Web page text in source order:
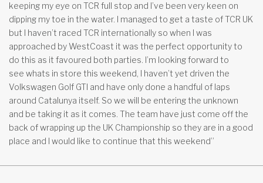
keeping my eye on TCR full stop and I’ve been very keen on
dipping my toe in the water. I managed to get a taste of TCR UK
but I haven’t raced TCR internationally so when I was
approached by WestCoast it was the perfect opportunity to
do this as it favoured both parties. I’m looking forward to
see whats in store this weekend, I haven’t yet driven the
Volkswagen Golf GTI and have only done a handful of laps
around Catalunya itself. So we will be entering the unknown
and be taking it as it comes. The team have just come off the
back of wrapping up the UK Championship so they are in a good
place and I would like to continue that this weekend”